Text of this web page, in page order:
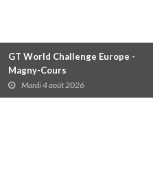
GT World Challenge Europe -
Magny-Cours
Mardi 4 août 2026